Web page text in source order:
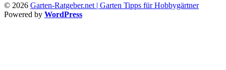
© 2026 Garten-Ratgeber.net | Garten Tipps für Hobbygärtner
Powered by WordPress